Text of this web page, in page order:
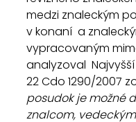
medzi znaleckým
v konaní  a
vypracovaným
analyzoval  Najvyšší
22 Cdo 1290/2007
posudok je možné
znalcom,